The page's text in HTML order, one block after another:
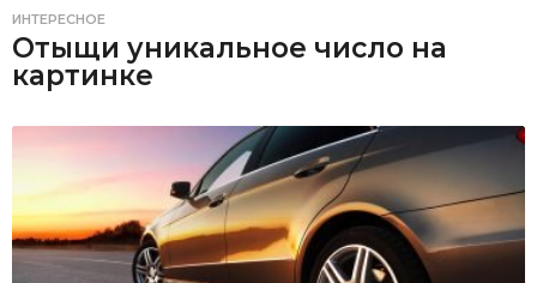
ИНТЕРЕСНОЕ
Отыщи уникальное число на
картинке